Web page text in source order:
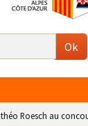
Ok
Roesch au